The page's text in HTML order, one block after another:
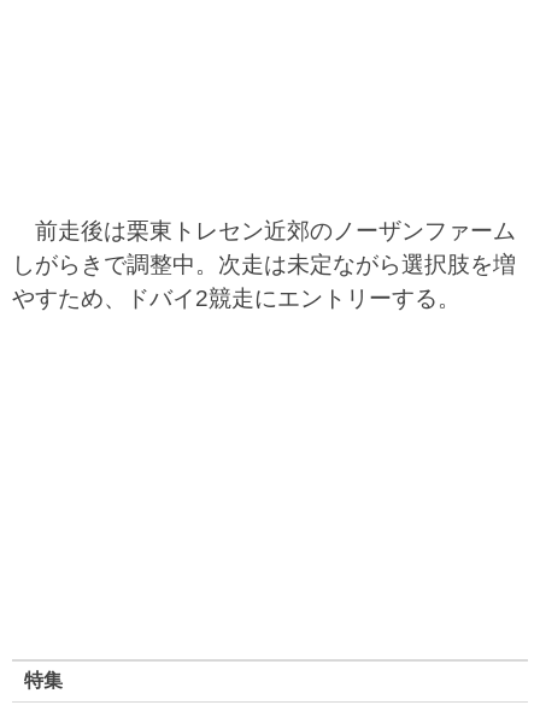
前走後は栗東トレセン近郊のノーザンファーム
しがらきで調整中。次走は未定ながら選択肢を増
やすため、ドバイ2競走にエントリーする。
特集